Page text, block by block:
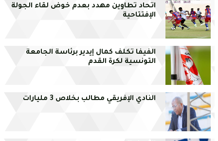
اتحاد تطاوين مهدد بعدم خوض لقاء الجولة
الإفتتاحية
الفيفا تكلف كمال إيدير برئاسة الجامعة
التونسية لكرة القدم
النادي الإفريقي مطالب بخلاص 3 مليارات